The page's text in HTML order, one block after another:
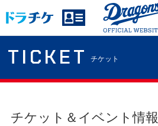
TICKET チケット
チケット＆イベント情報